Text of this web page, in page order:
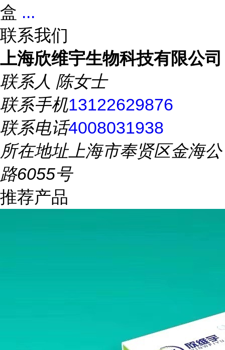
盒 ...
联系我们
上海欣维宇生物科技有限公司
联系人 陈女士
联系手机13122629876
联系电话4008031938
所在地址上海市奉贤区金海公
路6055号
推荐产品